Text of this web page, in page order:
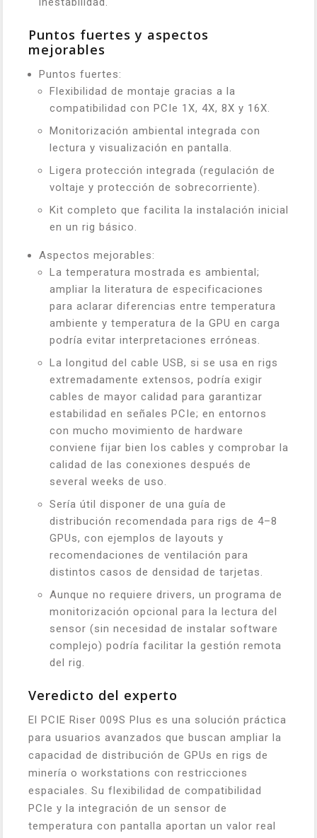
Puntos fuertes y aspectos
mejorables
Puntos fuertes:
Flexibilidad de montaje gracias a la
compatibilidad con PCIe 1X, 4X, 8X y 16X.
Monitorización ambiental integrada con
lectura y visualización en pantalla.
Ligera protección integrada (regulación de
voltaje y protección de sobrecorriente).
Kit completo que facilita la instalación inicial
en un rig básico.
Aspectos mejorables:
La temperatura mostrada es ambiental;
ampliar la literatura de especificaciones
para aclarar diferencias entre temperatura
ambiente y temperatura de la GPU en carga
podría evitar interpretaciones erróneas.
La longitud del cable USB, si se usa en rigs
extremadamente extensos, podría exigir
cables de mayor calidad para garantizar
estabilidad en señales PCIe; en entornos
con mucho movimiento de hardware
conviene fijar bien los cables y comprobar la
calidad de las conexiones después de
several weeks de uso.
Sería útil disponer de una guía de
distribución recomendada para rigs de 4–8
GPUs, con ejemplos de layouts y
recomendaciones de ventilación para
distintos casos de densidad de tarjetas.
Aunque no requiere drivers, un programa de
monitorización opcional para la lectura del
sensor (sin necesidad de instalar software
complejo) podría facilitar la gestión remota
del rig.
Veredicto del experto
El PCIE Riser 009S Plus es una solución práctica
para usuarios avanzados que buscan ampliar la
capacidad de distribución de GPUs en rigs de
minería o workstations con restricciones
espaciales. Su flexibilidad de compatibilidad
PCIe y la integración de un sensor de
temperatura con pantalla aportan un valor real